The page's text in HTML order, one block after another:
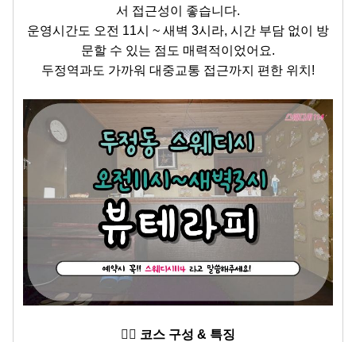
서 접근성이 좋습니다.
운영시간도 오전 11시 ~ 새벽 3시라, 시간 부담 없이 방
문할 수 있는 점도 매력적이었어요.
두정역과도 가까워 대중교통 접근까지 편한 위치!
💆‍♂️ 코스 구성 & 특징